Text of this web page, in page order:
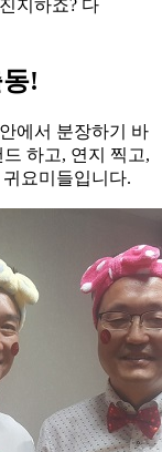
지하죠? 다
!
에서 분장하기 바
하고, 연지 찍고,
요미들입니다.